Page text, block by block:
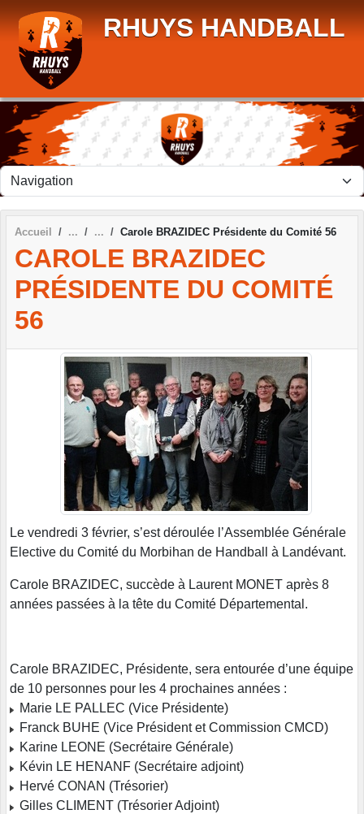
RHUYS HANDBALL
Accueil Carole BRAZIDEC Présidente du Comité 56
CAROLE BRAZIDEC
PRÉSIDENTE DU COMITÉ
56
Le vendredi 3 février, s’est déroulée l’Assemblée Générale
Elective du Comité du Morbihan de Handball à Landévant.
Carole BRAZIDEC, succède à Laurent MONET après 8
années passées à la tête du Comité Départemental.
Carole BRAZIDEC, Présidente, sera entourée d’une équipe
de 10 personnes pour les 4 prochaines années :
Marie LE PALLEC (Vice Présidente)
Franck BUHE (Vice Président et Commission CMCD)
Karine LEONE (Secrétaire Générale)
Kévin LE HENANF (Secrétaire adjoint)
Hervé CONAN (Trésorier)
Gilles CLIMENT (Trésorier Adjoint)
Panneau de gestion des cookies